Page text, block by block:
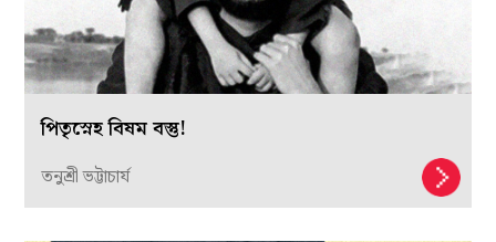
পিতৃস্নেহ বিষম বস্তু!
তনুশ্রী ভট্টাচার্য